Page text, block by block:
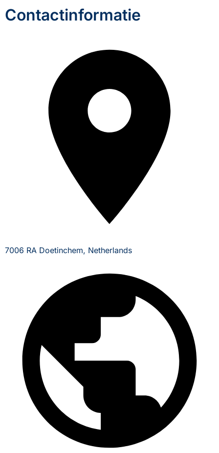
Contactinformatie
7006 RA Doetinchem, Netherlands